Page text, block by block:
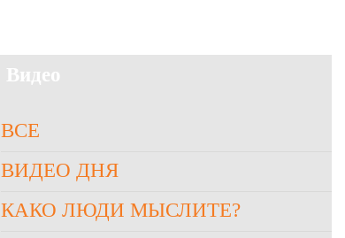
Видео
ВСЕ
ВИДЕО ДНЯ
КАКО ЛЮДИ МЫСЛИТЕ?